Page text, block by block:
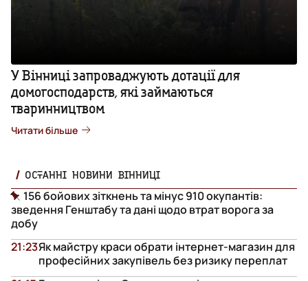
У Вінниці запроваджують дотації для
домогосподарств, які займаються
тваринництвом
Читати більше
ОСТАННІ НОВИНИ ВІННИЦІ
156 бойових зіткнень та мінус 910 окупантів:
зведення Генштабу та дані щодо втрат ворога за
добу
Як майстру краси обрати інтернет-магазин для
професійних закупівель без ризику переплат
21:23